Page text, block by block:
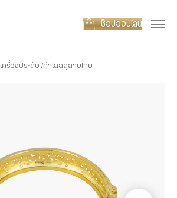
ช็อปออนไลน์
เครื่องประดับ กำไลฉลุลายไทย